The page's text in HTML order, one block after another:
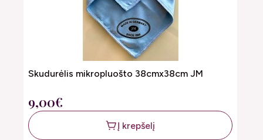
Skudurėlis mikropluošto 38cmx38cm JM
9,00€
Į krepšelį